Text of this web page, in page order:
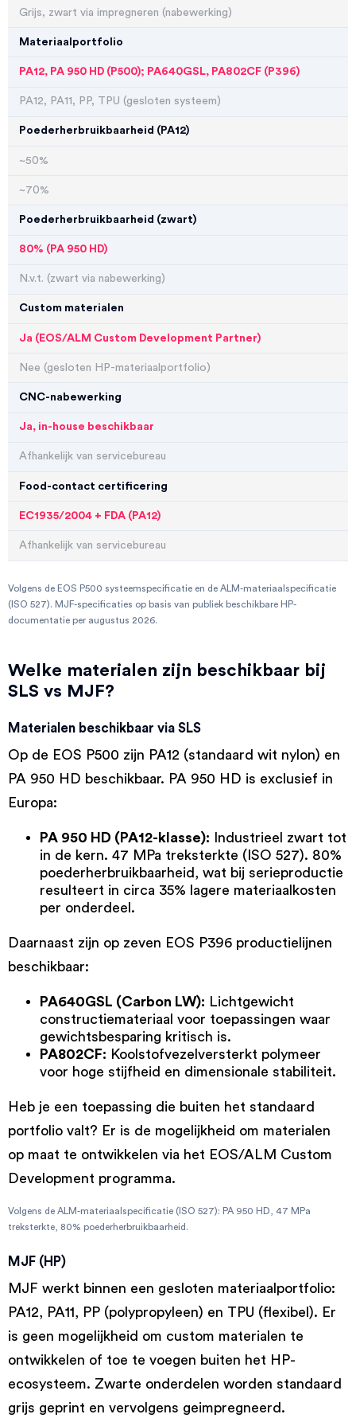
Grijs, zwart via impregneren (nabewerking)
Materiaalportfolio
PA12, PA 950 HD (P500); PA640GSL, PA802CF (P396)
PA12, PA11, PP, TPU (gesloten systeem)
Poederherbruikbaarheid (PA12)
~50%
~70%
Poederherbruikbaarheid (zwart)
80% (PA 950 HD)
N.v.t. (zwart via nabewerking)
Custom materialen
Ja (EOS/ALM Custom Development Partner)
Nee (gesloten HP-materiaalportfolio)
CNC-nabewerking
Ja, in-house beschikbaar
Afhankelijk van servicebureau
Food-contact certificering
EC1935/2004 + FDA (PA12)
Afhankelijk van servicebureau
Volgens de EOS P500 systeemspecificatie en de ALM-materiaalspecificatie
(ISO 527). MJF-specificaties op basis van publiek beschikbare HP-
documentatie per augustus 2026.
Welke materialen zijn beschikbaar bij
SLS vs MJF?
Materialen beschikbaar via SLS
Op de EOS P500 zijn PA12 (standaard wit nylon) en
PA 950 HD beschikbaar. PA 950 HD is exclusief in
Europa:
PA 950 HD (PA12-klasse): Industrieel zwart tot
in de kern. 47 MPa treksterkte (ISO 527). 80%
poederherbruikbaarheid, wat bij serieproductie
resulteert in circa 35% lagere materiaalkosten
per onderdeel.
Daarnaast zijn op zeven EOS P396 productielijnen
beschikbaar:
PA640GSL (Carbon LW): Lichtgewicht
constructiemateriaal voor toepassingen waar
gewichtsbesparing kritisch is.
PA802CF: Koolstofvezelversterkt polymeer
voor hoge stijfheid en dimensionale stabiliteit.
Heb je een toepassing die buiten het standaard
portfolio valt? Er is de mogelijkheid om materialen
op maat te ontwikkelen via het EOS/ALM Custom
Development programma.
Volgens de ALM-materiaalspecificatie (ISO 527): PA 950 HD, 47 MPa
treksterkte, 80% poederherbruikbaarheid.
MJF (HP)
MJF werkt binnen een gesloten materiaalportfolio:
PA12, PA11, PP (polypropyleen) en TPU (flexibel). Er
is geen mogelijkheid om custom materialen te
ontwikkelen of toe te voegen buiten het HP-
ecosysteem. Zwarte onderdelen worden standaard
grijs geprint en vervolgens geimpregneerd.